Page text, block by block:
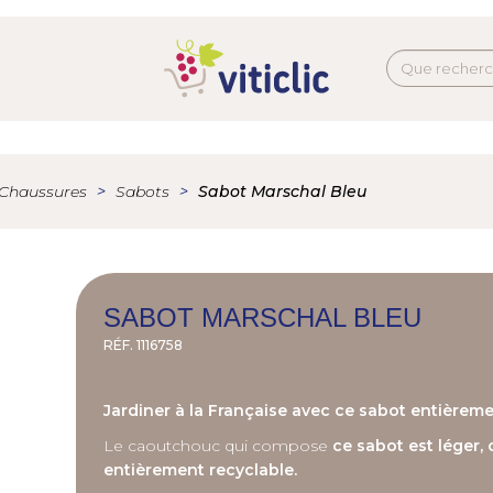
Chaussures Sabots Sabot Marschal Bleu
SABOT MARSCHAL BLEU
RÉF. 1116758
Jardiner à la Française avec ce sabot
Le caoutchouc qui compose ce sabot est
entièrement recyclable.